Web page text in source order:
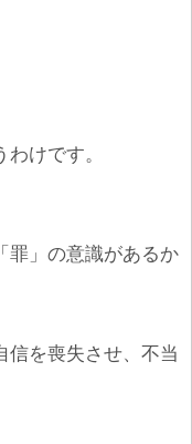
けです。
罪」の意識があるか
信を喪失させ、不当